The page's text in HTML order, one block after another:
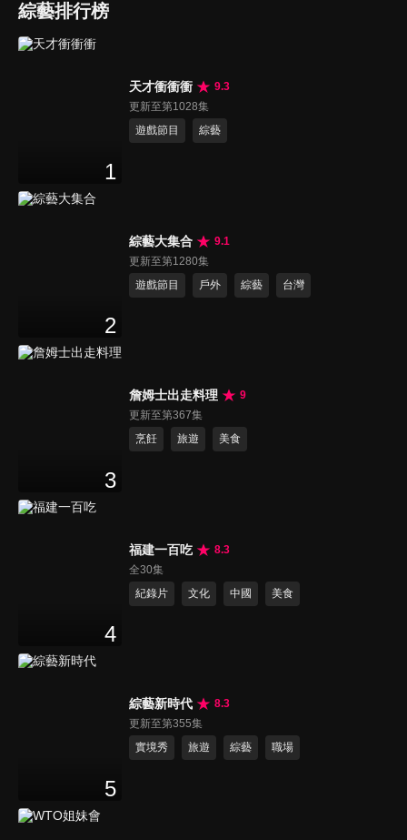
綜藝排行榜
1
天才衝衝衝
9.3
更新至第1028集
遊戲節目
綜藝
2
綜藝大集合
9.1
更新至第1280集
遊戲節目
戶外 綜藝 台灣
3
詹姆士出走料理
9
更新至第367集
烹飪
旅遊 美食
4
福建一百吃
8.3
全30集
紀錄片
文化 中國 美食
5
綜藝新時代
8.3
更新至第355集
實境秀
旅遊 綜藝 職場